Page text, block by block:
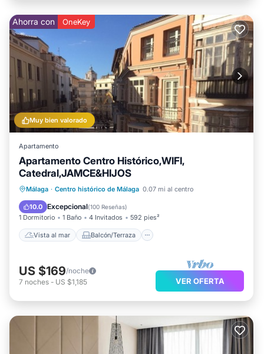
Muy bien valorado
Ahorra con OneKey
Apartamento
Apartamento Centro Histórico,WIFI,
Catedral,JAMCE&HIJOS
Málaga · Centro histórico de Málaga 0.07 mi al centro
10.0 Excepcional(100 Reseñas)
1 Dormitorio 1 Baño 4 Invitados 592 pies²
Vista al mar Balcón/Terraza
Vista al mar
Balcón/Terraza
Vistas
Cocina
US $169/noche
7 noches - US $1,185 VER OFERTA